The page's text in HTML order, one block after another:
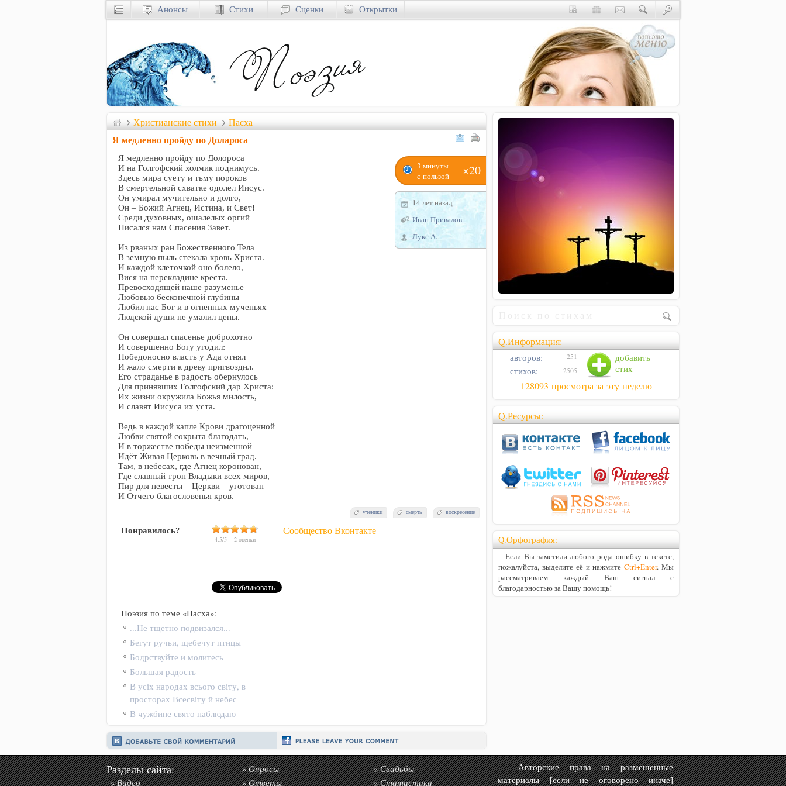
Христианские стихи Пасха
Я медленно пройду по Долароса
3 минуты ×20
с пользой
14 лет назад
Иван Привалов
Лукс А.
Я медленно пройду по Долороса
И на Голгофский холмик поднимусь.
Здесь мира суету и тьму пороков
В смертельной схватке одолел Иисус.
Он умирал мучительно и долго,
Он – Божий Агнец, Истина, и Свет!
Среди духовных, ошалелых оргий
Писался нам Спасения Завет.
Из рваных ран Божественного Тела
В земную пыль стекала кровь Христа.
И каждой клеточкой оно болело,
Вися на перекладине креста.
Превосходящей наше разуменье
Любовью бесконечной глубины
Любил нас Бог и в огненных мученьях
Людской души не умалил цены.
Он совершал спасенье доброхотно
И совершенно Богу угодил:
Победоносно власть у Ада отнял
И жало смерти к древу пригвоздил.
Его страданье в радость обернулось
Для принявших Голгофский дар Христа:
Их жизни окружила Божья милость,
И славят Иисуса их уста.
Ведь в каждой капле Крови драгоценной
Любви святой сокрыта благодать,
И в торжестве победы неизменной
Идёт Живая Церковь в вечный град.
Там, в небесах, где Агнец коронован,
Где славный трон Владыки всех миров,
Пир для невесты – Церкви – уготован
И Отчего благословенья кров.
воскресение
смерть
ученики
Сообщество Вконтакте
Понравилось?
4.5/5 - 2 оценки
Поэзия по теме «Пасха»:
...Не тщетно подвизался...
Бегут ручьи, щебечут птицы
Бодрствуйте и молитесь
Большая радость
В усіх народах всього світу, в
просторах Всесвіту й небес
В чужбине свято наблюдаю
Q.Информация:
добавить
стих
авторов: 251
стихов: 2505
128093 просмотра за эту неделю
Q.Ресурсы:
Q.Орфография:
Если Вы заметили любого рода ошибку в тексте,
пожалуйста, выделите её и нажмитеCtrl+Enter. Мы
рассматриваем каждый Ваш сигнал с
благодарностью за Вашу помощь!
Анонсы Стихи Сценки Открытки
Разделы сайта:
»Видео
»Опросы
»Ответы
»Свадьбы
»Статистика
Авторские права на размещенные
материалы [если не оговорено иначе]